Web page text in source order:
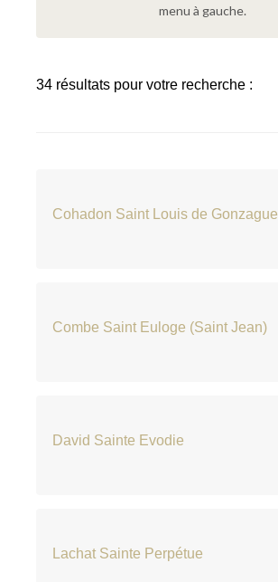
menu à gauche.
34 résultats pour votre recherche :
Cohadon Saint Louis de Gonzague
Combe Saint Euloge (Saint Jean)
David Sainte Evodie
Lachat Sainte Perpétue